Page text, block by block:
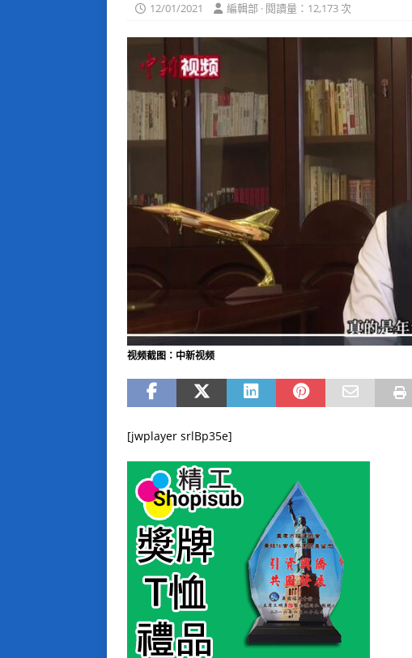
12/01/2021 編輯部 · 閱讀量：12,173 次
视频截图：中新视频
[jwplayer srlBp35e]